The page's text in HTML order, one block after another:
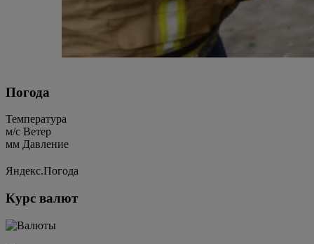
Погода
Температура
м/c Ветер
мм Давление
Яндекс.Погода
Курс валют